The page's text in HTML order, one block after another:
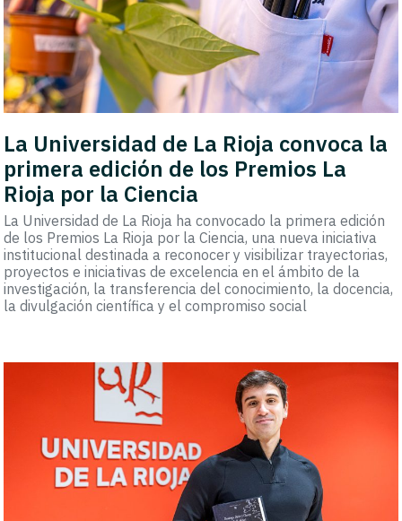
La Universidad de La Rioja convoca la
primera edición de los Premios La
Rioja por la Ciencia
La Universidad de La Rioja ha convocado la primera edición
de los Premios La Rioja por la Ciencia, una nueva iniciativa
institucional destinada a reconocer y visibilizar trayectorias,
proyectos e iniciativas de excelencia en el ámbito de la
investigación, la transferencia del conocimiento, la docencia,
la divulgación científica y el compromiso social